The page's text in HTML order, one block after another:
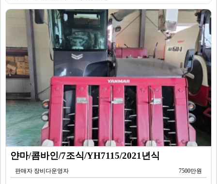
얀마/콤바인/7조식/YH7115/2021년식
판매자 장비다운영자 7500만원